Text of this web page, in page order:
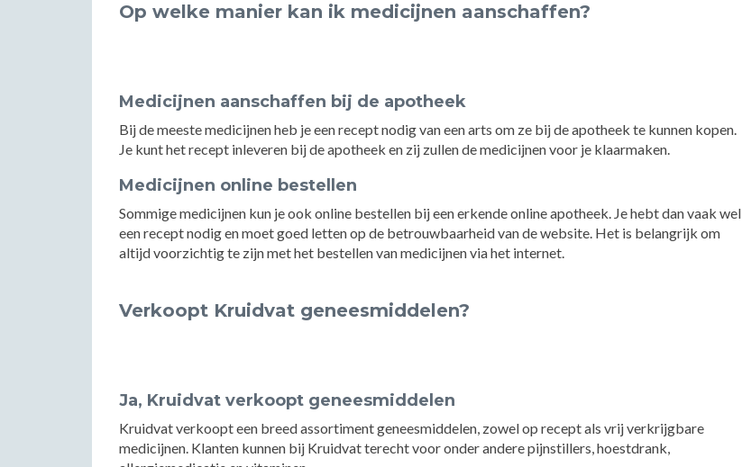
Op welke manier kan ik medicijnen aanschaffen?
Medicijnen aanschaffen bij de apotheek
Bij de meeste medicijnen heb je een recept nodig van een arts om ze bij de apotheek te kunnen kopen.
Je kunt het recept inleveren bij de apotheek en zij zullen de medicijnen voor je klaarmaken.
Medicijnen online bestellen
Sommige medicijnen kun je ook online bestellen bij een erkende online apotheek. Je hebt dan vaak wel
een recept nodig en moet goed letten op de betrouwbaarheid van de website. Het is belangrijk om
altijd voorzichtig te zijn met het bestellen van medicijnen via het internet.
Verkoopt Kruidvat geneesmiddelen?
Ja, Kruidvat verkoopt geneesmiddelen
Kruidvat verkoopt een breed assortiment geneesmiddelen, zowel op recept als vrij verkrijgbare
medicijnen. Klanten kunnen bij Kruidvat terecht voor onder andere pijnstillers, hoestdrank,